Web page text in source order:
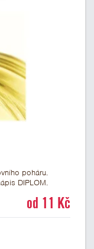
poháru.
DIPLOM.
by se hodil i
od 11 Kč